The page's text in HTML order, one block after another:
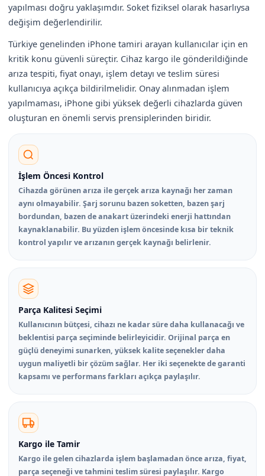
yapılması doğru yaklaşımdır. Soket fiziksel olarak hasarlıysa
değişim değerlendirilir.
Türkiye genelinden iPhone tamiri arayan kullanıcılar için en
kritik konu güvenli süreçtir. Cihaz kargo ile gönderildiğinde
arıza tespiti, fiyat onayı, işlem detayı ve teslim süresi
kullanıcıya açıkça bildirilmelidir. Onay alınmadan işlem
yapılmaması, iPhone gibi yüksek değerli cihazlarda güven
oluşturan en önemli servis prensiplerinden biridir.
İşlem Öncesi Kontrol
Cihazda görünen arıza ile gerçek arıza kaynağı her zaman
aynı olmayabilir. Şarj sorunu bazen soketten, bazen şarj
bordundan, bazen de anakart üzerindeki enerji hattından
kaynaklanabilir. Bu yüzden işlem öncesinde kısa bir teknik
kontrol yapılır ve arızanın gerçek kaynağı belirlenir.
Parça Kalitesi Seçimi
Kullanıcının bütçesi, cihazı ne kadar süre daha kullanacağı ve
beklentisi parça seçiminde belirleyicidir. Orijinal parça en
güçlü deneyimi sunarken, yüksek kalite seçenekler daha
uygun maliyetli bir çözüm sağlar. Her iki seçenekte de garanti
kapsamı ve performans farkları açıkça paylaşılır.
Kargo ile Tamir
Kargo ile gelen cihazlarda işlem başlamadan önce arıza, fiyat,
parça seçeneği ve tahmini teslim süresi paylaşılır. Kargo